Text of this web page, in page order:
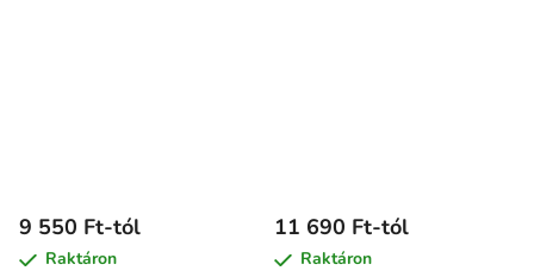
9 550 Ft-tól
Raktáron
11 690 Ft-tól
Raktáron